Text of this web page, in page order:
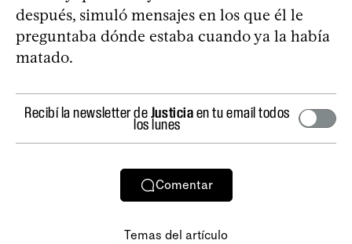
después, simuló mensajes en los que él le
preguntaba dónde estaba cuando ya la había
matado.
Recibí la newsletter deJusticiaen tu email todos
los lunes
Comentar
Temas del artículo